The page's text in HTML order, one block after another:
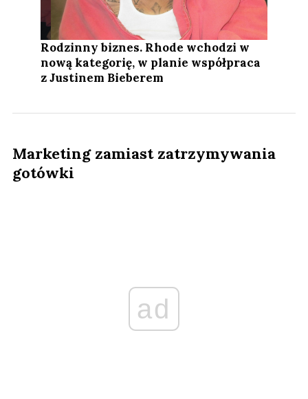
Rodzinny biznes. Rhode wchodzi w
nową kategorię, w planie współpraca
z Justinem Bieberem
Marketing zamiast zatrzymywania
gotówki
ad